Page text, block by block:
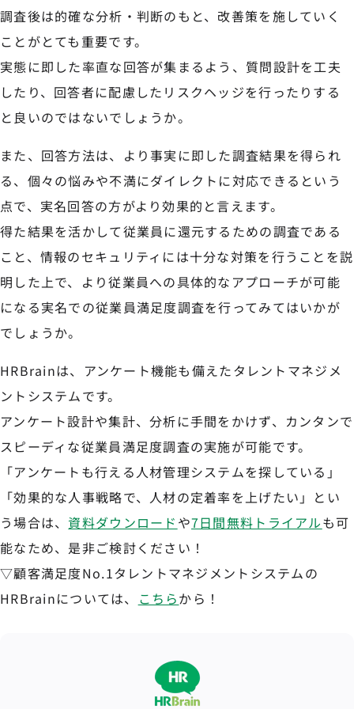
調査後は的確な分析・判断のもと、改善策を施していく
ことがとても重要です。
実態に即した率直な回答が集まるよう、質問設計を工夫
したり、回答者に配慮したリスクヘッジを行ったりする
と良いのではないでしょうか。
また、回答方法は、より事実に即した調査結果を得られ
る、個々の悩みや不満にダイレクトに対応できるという
点で、実名回答の方がより効果的と言えます。
得た結果を活かして従業員に還元するための調査である
こと、情報のセキュリティには十分な対策を行うことを説
明した上で、より従業員への具体的なアプローチが可能
になる実名での従業員満足度調査を行ってみてはいかが
でしょうか。
HRBrainは、アンケート機能も備えたタレントマネジメ
ントシステムです。
アンケート設計や集計、分析に手間をかけず、カンタンで
スピーディな従業員満足度調査の実施が可能です。
「アンケートも行える人材管理システムを探している」
「効果的な人事戦略で、人材の定着率を上げたい」とい
う場合は、 資料ダウンロード や7日間無料トライアルも可
能なため、是非ご検討ください！
▽顧客満足度No.1タレントマネジメントシステムの
HRBrainについては、 こちらから！